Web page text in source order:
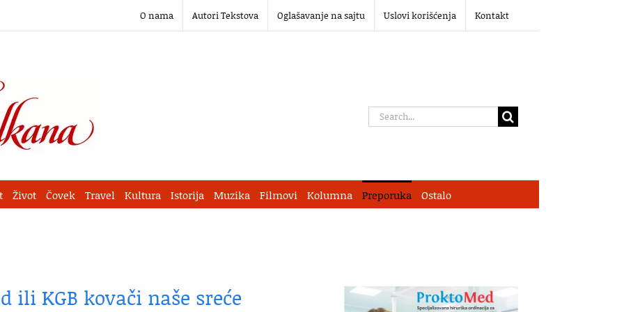
O nama Autori Tekstova Oglašavanje na sajtu Uslovi korišćenja Kontakt
Search
Život Čovek Travel Kultura Istorija Muzika Filmovi Kolumna Preporuka Ostalo
ili KGB kovači naše sreće